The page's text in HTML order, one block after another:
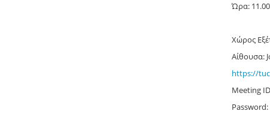
Ώρα: 11.00
Χώρος
Αίθουσα:
https://
Meeting
Password: